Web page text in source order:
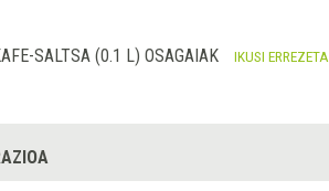
SALTSA (0.1 L) OSAGAIAK IKUSI ERREZETA